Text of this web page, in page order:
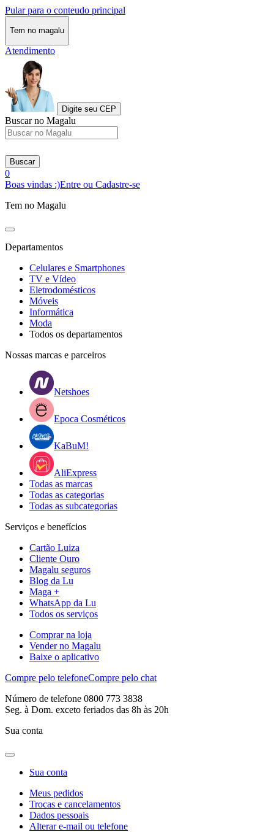
Pular para o conteudo principal
Tem no magalu
Atendimento
Digite seu CEP
Buscar no Magalu
Buscar
0
Boas vindas :)Entre ou Cadastre-se
Tem no Magalu
Departamentos
Celulares e Smartphones
TV e Vídeo
Eletrodomésticos
Móveis
Informática
Moda
Todos os departamentos
Nossas marcas e parceiros
Netshoes
Epoca Cosméticos
KaBuM!
AliExpress
Todas as marcas
Todas as categorias
Todas as subcategorias
Serviços e benefícios
Cartão Luiza
Cliente Ouro
Magalu seguros
Blog da Lu
Maga +
WhatsApp da Lu
Todos os serviços
Comprar na loja
Vender no Magalu
Baixe o aplicativo
Compre pelo telefoneCompre pelo chat
Número de telefone 0800 773 3838
Seg. à Dom. exceto feriados das 8h às 20h
Sua conta
Sua conta
Meus pedidos
Trocas e cancelamentos
Dados pessoais
Alterar e-mail ou telefone